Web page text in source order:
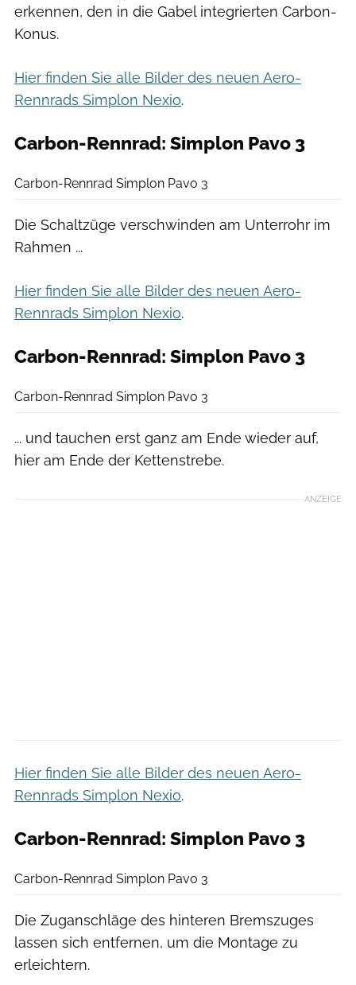
erkennen, den in die Gabel integrierten Carbon-
Konus.
Hier finden Sie alle Bilder des neuen Aero-
Rennrads Simplon Nexio.
Carbon-Rennrad: Simplon Pavo 3
Sebastian Hohlbaum
Carbon-Rennrad Simplon Pavo 3
Die Schaltzüge verschwinden am Unterrohr im
Rahmen ...
Hier finden Sie alle Bilder des neuen Aero-
Rennrads Simplon Nexio.
Carbon-Rennrad: Simplon Pavo 3
Sebastian Hohlbaum
Carbon-Rennrad Simplon Pavo 3
... und tauchen erst ganz am Ende wieder auf,
hier am Ende der Kettenstrebe.
ANZEIGE
Hier finden Sie alle Bilder des neuen Aero-
Rennrads Simplon Nexio.
Carbon-Rennrad: Simplon Pavo 3
Sebastian Hohlbaum
Carbon-Rennrad Simplon Pavo 3
Die Zuganschläge des hinteren Bremszuges
lassen sich entfernen, um die Montage zu
erleichtern.